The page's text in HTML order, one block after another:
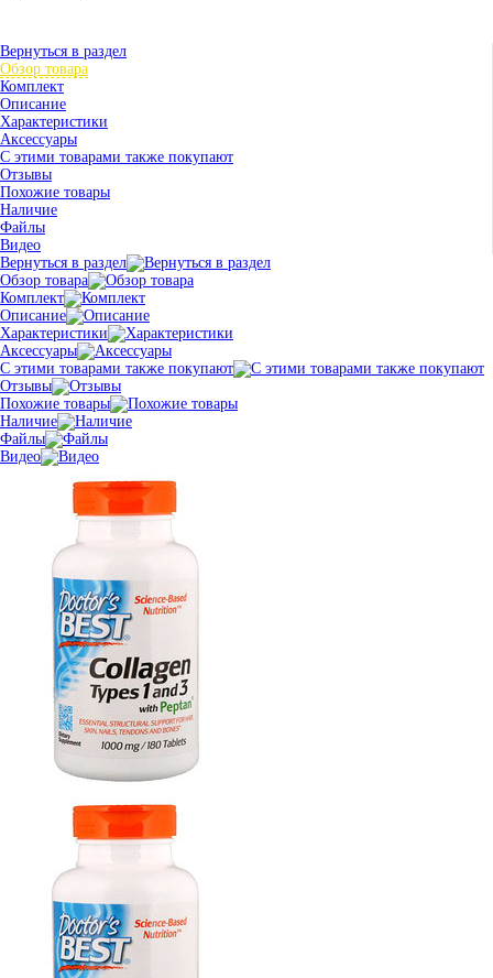
Вернуться в раздел
Обзор товара
Комплект
Описание
Характеристики
Аксессуары
С этими товарами также покупают
Отзывы
Похожие товары
Наличие
Файлы
Видео
Вернуться в раздел
Обзор товара
Комплект
Описание
Характеристики
Аксессуары
С этими товарами также покупают
Отзывы
Похожие товары
Наличие
Файлы
Видео